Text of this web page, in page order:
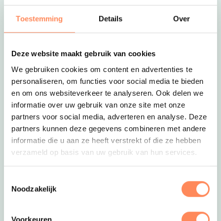
Toestemming Details Over
Deze website maakt gebruik van cookies
We gebruiken cookies om content en advertenties te
personaliseren, om functies voor social media te bieden
en om ons websiteverkeer te analyseren. Ook delen we
informatie over uw gebruik van onze site met onze
partners voor social media, adverteren en analyse. Deze
partners kunnen deze gegevens combineren met andere
informatie die u aan ze heeft verstrekt of die ze hebben
verzameld op basis van uw gebruik van hun services.
Noodzakelijk
Meneer PeerDeze link opent in een nieuwe tab
in hartje Utrecht! Kinderen zijn er
zeer welkom, er is voor hen een leuke speelhoek
De Rechtbank
Deze link opent in een nieuwe tab
is een begrip in Utrecht, ouders
buitenspeelgoed voor de kinderen en het